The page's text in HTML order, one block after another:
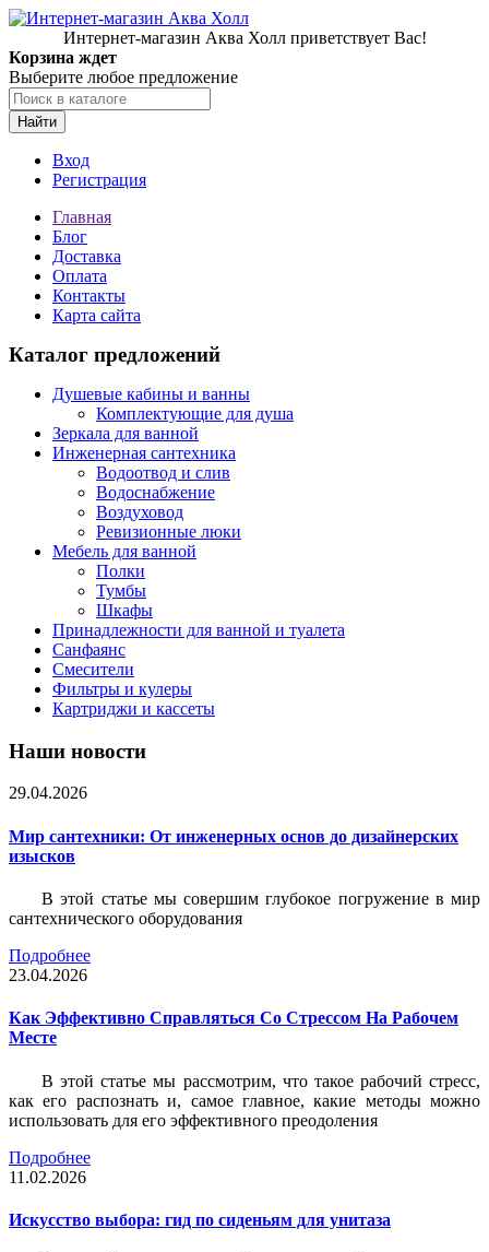
Интернет-магазин Аква Холл приветствует Вас!
Корзина ждет
Выберите любое предложение
Найти
Вход
Регистрация
Главная
Блог
Доставка
Оплата
Контакты
Карта сайта
Каталог предложений
Душевые кабины и ванны
Комплектующие для душа
Зеркала для ванной
Инженерная сантехника
Водоотвод и слив
Водоснабжение
Воздуховод
Ревизионные люки
Мебель для ванной
Полки
Тумбы
Шкафы
Принадлежности для ванной и туалета
Санфаянс
Смесители
Фильтры и кулеры
Картриджи и кассеты
Наши новости
29.04.2026
Мир сантехники: От инженерных основ до дизайнерских
изысков
В этой статье мы совершим глубокое погружение в мир
сантехнического оборудования
Подробнее
23.04.2026
Как Эффективно Справляться Со Стрессом На Рабочем
Месте
В этой статье мы рассмотрим, что такое рабочий стресс,
как его распознать и, самое главное, какие методы можно
использовать для его эффективного преодоления
Подробнее
11.02.2026
Искусство выбора: гид по сиденьям для унитаза